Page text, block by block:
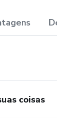
um ímã
leads
marketing do
coisas